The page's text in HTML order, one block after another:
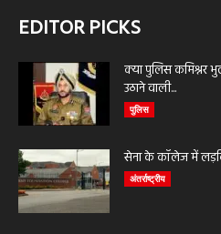
EDITOR PICKS
क्या पुलिस कमिश्नर
उठाने वाली...
पुलिस
सेना के कॉलेज में
अंतर्राष्ट्रीय